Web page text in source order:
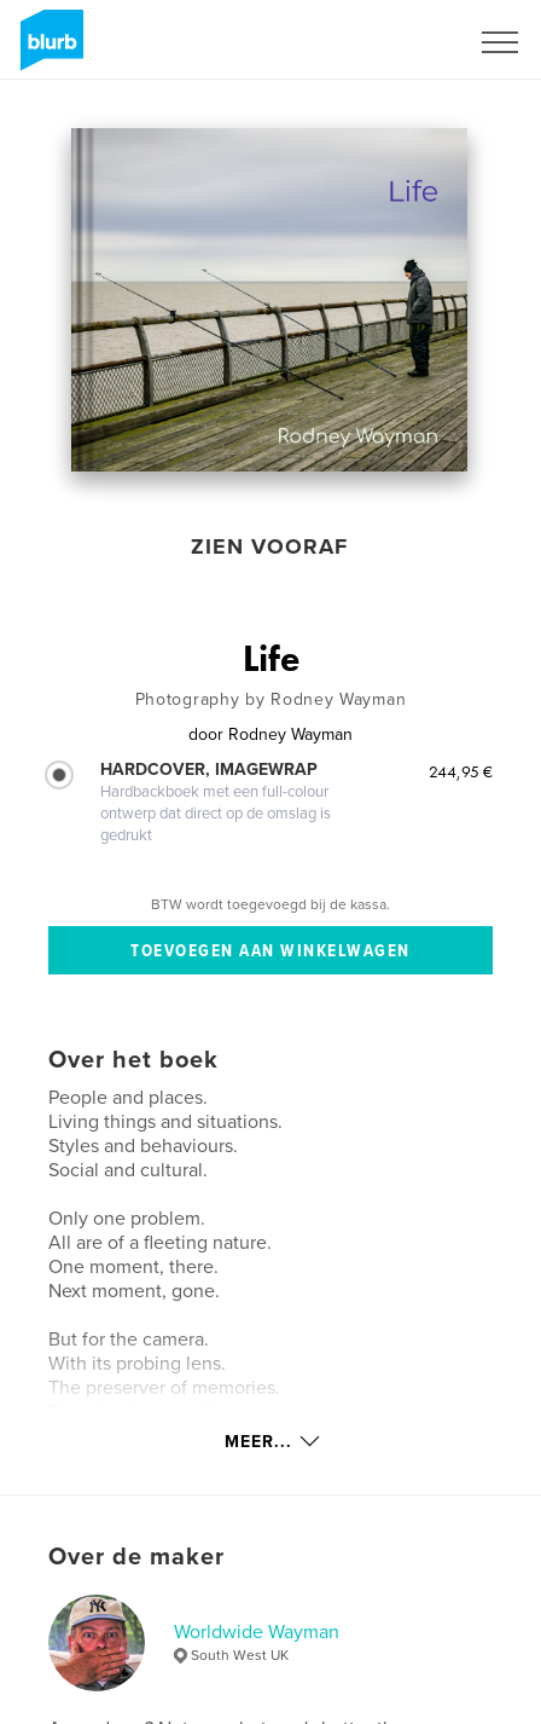
ZIEN VOORAF
Life
Photography by Rodney Wayman
door Rodney Wayman
HARDCOVER, IMAGEWRAP
Hardbackboek met een full-colour
ontwerp dat direct op de omslag is
gedrukt
244,95 €
BTW wordt toegevoegd bij de kassa.
Over het boek
People and places.
Living things and situations.
Styles and behaviours.
Social and cultural.
Only one problem.
All are of a fleeting nature.
One moment, there.
Next moment, gone.
But for the camera.
With its probing lens.
The preserver of memories.
https://www.worldwidewayman.pictures
kenmerken / functionaliteiten &
details
Hoofdcategorie:
MEER...
Over de maker
Worldwide Wayman
South West UK